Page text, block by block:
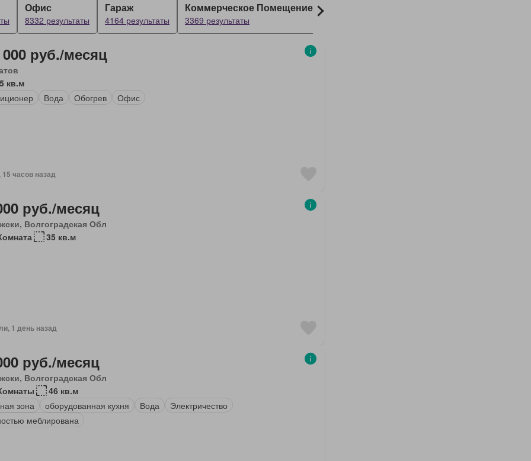
Офис
8332 результаты
Гараж
4164 результаты
Коммерческое Помещение
3369 результаты
000 руб./месяц
кв.м
Вода Обогрев Офис
15 часов назад
руб./месяц
Волгоградская Обл
35 кв.м
1 день назад
руб./месяц
Волгоградская Обл
46 кв.м
зона
оборудованная кухня Вода
Электричество
меблирована